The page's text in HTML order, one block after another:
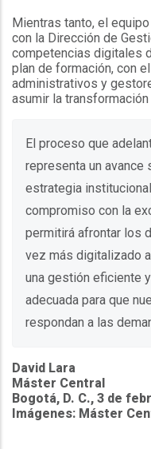
Mientras tanto, el
con la Dirección de
competencias digitales
plan de formación, con
administrativos y
asumir la
El proceso que
representa un avance
estrategia
compromiso con la
permitirá afrontar los
vez más digitalizado
una gestión eficiente
adecuada para que
respondan a las
David Lara
Máster Central
Bogotá, D. C., 3 de
Imágenes: Máster